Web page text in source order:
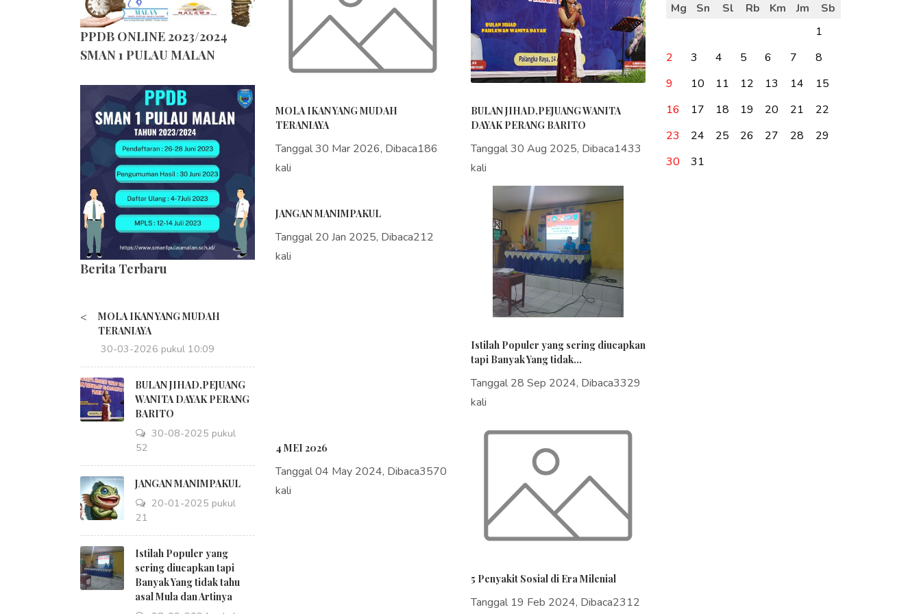
PPDB ONLINE 2023/2024
SMAN 1 PULAU MALAN
Berita Terbaru
<
MOLA IKAN YANG MUDAH
TERANIAYA
30-03-2026 pukul 10:09
BULAN JIHAD,PEJUANG
WANITA DAYAK PERANG
BARITO
30-08-2025 pukul
18:52
JANGAN MANIMPAKUL
20-01-2025 pukul
09:21
Istilah Populer yang
sering diucapkan tapi
Banyak Yang tidak tahu
asal Mula dan Artinya
MOLA IKAN YANG MUDAH
TERANIAYA
Tanggal 30 Mar 2026, Dibaca186
kali
BULAN JIHAD,PEJUANG WANITA
DAYAK PERANG BARITO
Tanggal 30 Aug 2025, Dibaca1433
kali
JANGAN MANIMPAKUL
Tanggal 20 Jan 2025, Dibaca212
kali
Istilah Populer yang sering diucapkan
tapi Banyak Yang tidak...
Tanggal 28 Sep 2024, Dibaca3329
kali
4 MEI 2026
Tanggal 04 May 2024, Dibaca3570
kali
5 Penyakit Sosial di Era Milenial
Tanggal 19 Feb 2024, Dibaca2312
Mg Sn Sl Rb Km Jm
Sb
1
2
3 4 5 6 7
8
9
10 11 12 13 14
15
16
17 18 19 20 21
22
23
24 25 26 27 28
29
30
31